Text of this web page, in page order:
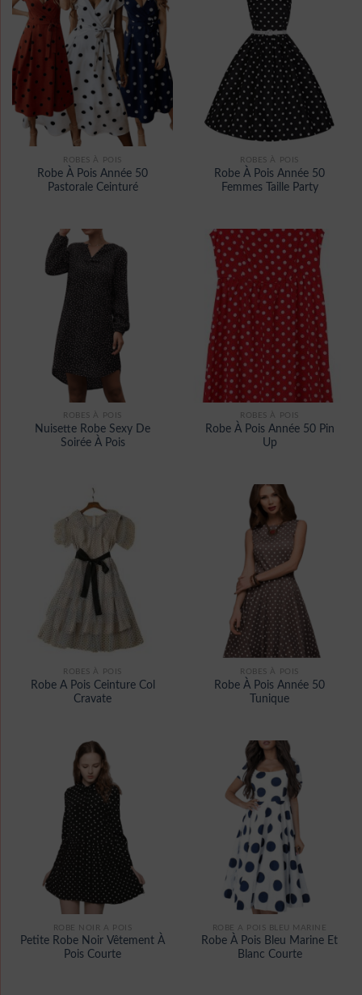
ROBES À POIS
Robe À Pois Année 50
Pastorale Ceinturé
ROBES À POIS
Robe À Pois Année 50
Femmes Taille Party
ROBES À POIS
Nuisette Robe Sexy De
Soirée À Pois
ROBES À POIS
Robe À Pois Année 50 Pin
Up
ROBES À POIS
Robe A Pois Ceinture Col
Cravate
ROBES À POIS
Robe À Pois Année 50
Tunique
ROBE NOIR A POIS
Petite Robe Noir Vêtement À
Pois Courte
ROBE A POIS BLEU MARINE
Robe À Pois Bleu Marine Et
Blanc Courte